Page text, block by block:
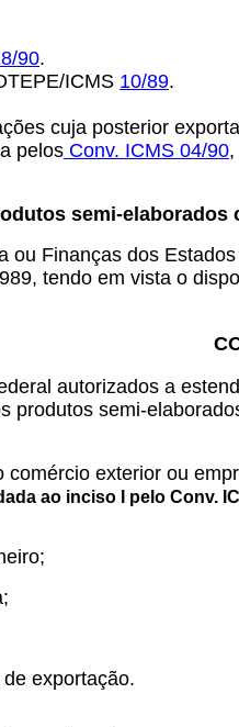
90.
ICMS 10/89.
cuja posterior
pelos Conv. ICMS 04/90
semi-elaborados
Finanças dos
tendo em vista o
autorizados a
produtos semi-
exterior ou
ao inciso I pelo Conv.
exportação.